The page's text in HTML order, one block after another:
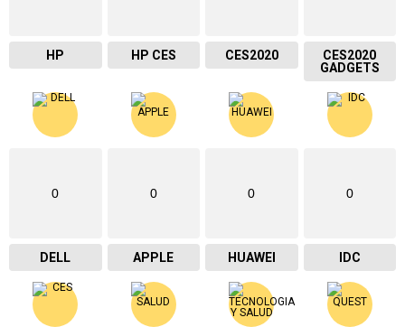
HP HP CES CES2020
CES2020
GADGETS
0
DELL
0
APPLE
0
HUAWEI
0
IDC